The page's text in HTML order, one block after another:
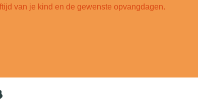
van je kind en de gewenste opvangdagen.